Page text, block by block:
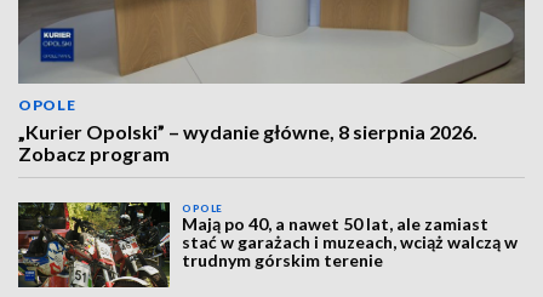
OPOLE
„Kurier Opolski” – wydanie główne, 8 sierpnia 2026.
Zobacz program
OPOLE
Mają po 40, a nawet 50 lat, ale zamiast
stać w garażach i muzeach, wciąż walczą w
trudnym górskim terenie